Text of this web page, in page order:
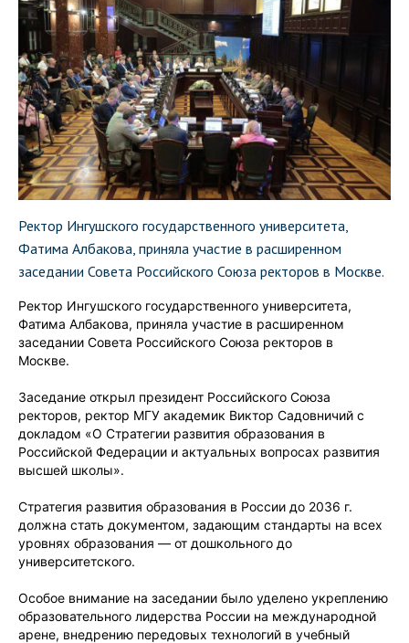
Ректор Ингушского государственного университета,
Фатима Албакова, приняла участие в расширенном
заседании Совета Российского Союза ректоров в Москве.
Ректор Ингушского государственного университета,
Фатима Албакова, приняла участие в расширенном
заседании Совета Российского Союза ректоров в
Москве.
Заседание открыл президент Российского Союза
ректоров, ректор МГУ академик Виктор Садовничий с
докладом «О Стратегии развития образования в
Российской Федерации и актуальных вопросах развития
высшей школы».
Стратегия развития образования в России до 2036 г.
должна стать документом, задающим стандарты на всех
уровнях образования ― от дошкольного до
университетского.
Особое внимание на заседании было уделено укреплению
образовательного лидерства России на международной
арене, внедрению передовых технологий в учебный